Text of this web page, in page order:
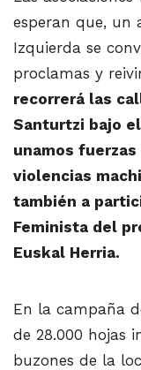
esperan que, un
Izquierda se
proclamas y
recorrerá las
Santurtzi bajo el
unamos
violencias
también a
Feminista del
Euskal Herria.
En la campaña
de 28.000 hojas
buzones de la